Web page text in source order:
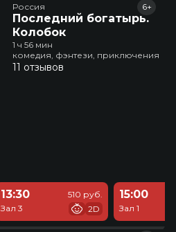
Россия
Последний богатырь.
Колобок
6+
1 ч 56 мин
комедия, фэнтези, приключения
11 отзывов
13:30
Зал 3
510 руб.
2D
15:00
Зал 1